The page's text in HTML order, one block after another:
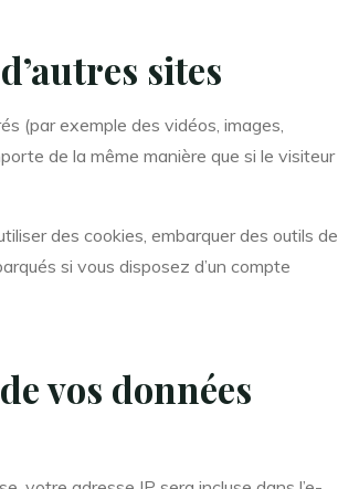
sites
(par exemple des vidéos, images,
de la même manière que si le visiteur
des cookies, embarquer des outils de
si vous disposez d’un compte
vos données